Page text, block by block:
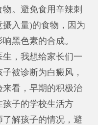
。避免食用辛辣刺
入量)的食物，因为
黑色素的合成。
，我想给家长们一
被诊断为白癜风，
看，早期的积极治
子的学校生活方
解孩子的情况，避